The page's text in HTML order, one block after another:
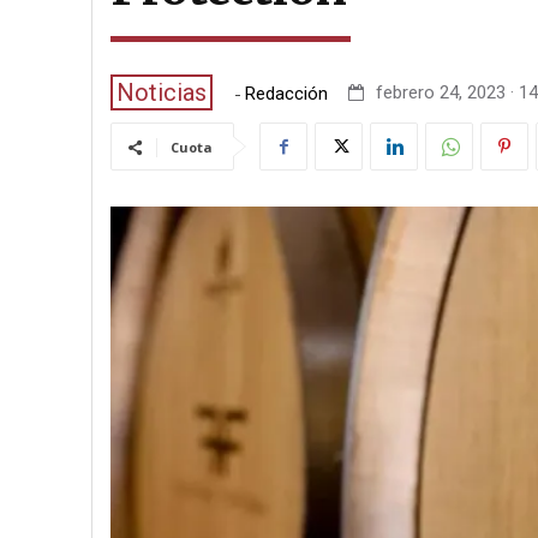
Noticias - Redacción febrero 24, 2023 ·
Cuota